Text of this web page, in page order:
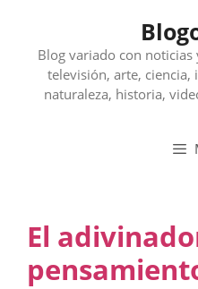
contenidoBlog variado con noticias
televisión, arte, ciencia,
naturaleza, historia,
El